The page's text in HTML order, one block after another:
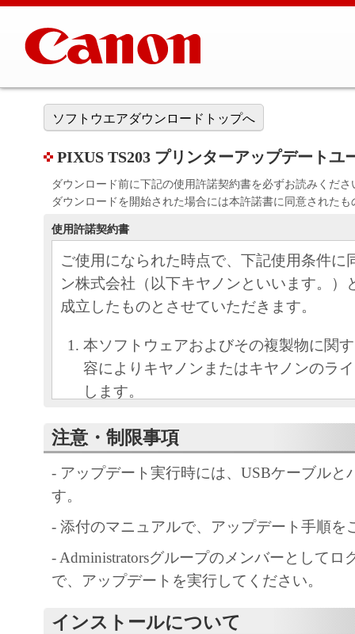
ソフトウエアダウンロードトップへ
PIXUS TS203 プリンターアップデートユ
ダウンロード前に下記の使用許諾契約書を必ずお読みくださ
ダウンロードを開始された場合には本許諾書に同意された
使用許諾契約書
ご使用になられた時点で、下記使用条件に
ン株式会社（以下キヤノンといいます。）
成立したものとさせていただきます。
本ソフトウェアおよびその複製物に関
容によりキヤノンまたはキヤノンのラ
します。
といいます。）に対し、本ソフトウェ
独占的権利を許諾します。
改変、リバース・エンジニアリング、
は逆アセンブル等することはできませ
キヤノン、キヤノンマーケティングジ
ザーの特定の目的のために適当である
注意・制限事項
- アップデート実行時には、USBケーブルと
す。
- 添付のマニュアルで、アップデート手順を
- Administratorsグループのメンバーとしてロ
で、アップデートを実行してください。
インストールについて